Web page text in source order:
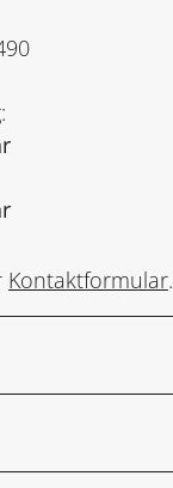
Kontaktformular.